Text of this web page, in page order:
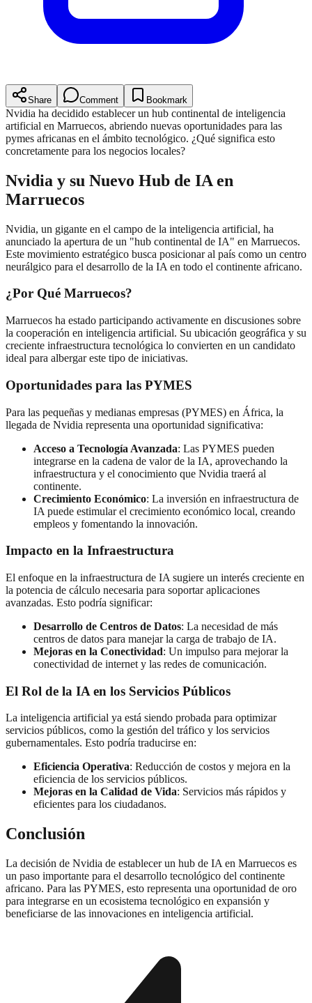
Share Comment Bookmark
Nvidia ha decidido establecer un hub continental de inteligencia
artificial en Marruecos, abriendo nuevas oportunidades para las
pymes africanas en el ámbito tecnológico. ¿Qué significa esto
concretamente para los negocios locales?
Nvidia y su Nuevo Hub de IA en
Marruecos
Nvidia, un gigante en el campo de la inteligencia artificial, ha
anunciado la apertura de un "hub continental de IA" en Marruecos.
Este movimiento estratégico busca posicionar al país como un centro
neurálgico para el desarrollo de la IA en todo el continente africano.
¿Por Qué Marruecos?
Marruecos ha estado participando activamente en discusiones sobre
la cooperación en inteligencia artificial. Su ubicación geográfica y su
creciente infraestructura tecnológica lo convierten en un candidato
ideal para albergar este tipo de iniciativas.
Oportunidades para las PYMES
Para las pequeñas y medianas empresas (PYMES) en África, la
llegada de Nvidia representa una oportunidad significativa:
Acceso a Tecnología Avanzada: Las PYMES pueden
integrarse en la cadena de valor de la IA, aprovechando la
infraestructura y el conocimiento que Nvidia traerá al
continente.
Crecimiento Económico: La inversión en infraestructura de
IA puede estimular el crecimiento económico local, creando
empleos y fomentando la innovación.
Impacto en la Infraestructura
El enfoque en la infraestructura de IA sugiere un interés creciente en
la potencia de cálculo necesaria para soportar aplicaciones
avanzadas. Esto podría significar:
Desarrollo de Centros de Datos: La necesidad de más
centros de datos para manejar la carga de trabajo de IA.
Mejoras en la Conectividad: Un impulso para mejorar la
conectividad de internet y las redes de comunicación.
El Rol de la IA en los Servicios Públicos
La inteligencia artificial ya está siendo probada para optimizar
servicios públicos, como la gestión del tráfico y los servicios
gubernamentales. Esto podría traducirse en:
Eficiencia Operativa: Reducción de costos y mejora en la
eficiencia de los servicios públicos.
Mejoras en la Calidad de Vida: Servicios más rápidos y
eficientes para los ciudadanos.
Conclusión
La decisión de Nvidia de establecer un hub de IA en Marruecos es
un paso importante para el desarrollo tecnológico del continente
africano. Para las PYMES, esto representa una oportunidad de oro
para integrarse en un ecosistema tecnológico en expansión y
beneficiarse de las innovaciones en inteligencia artificial.